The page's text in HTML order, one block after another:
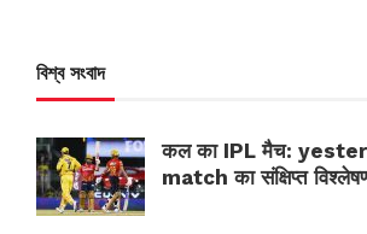
বিশ্ব সংবাদ
कल का IPL मैच:
match का संक्षिप्त